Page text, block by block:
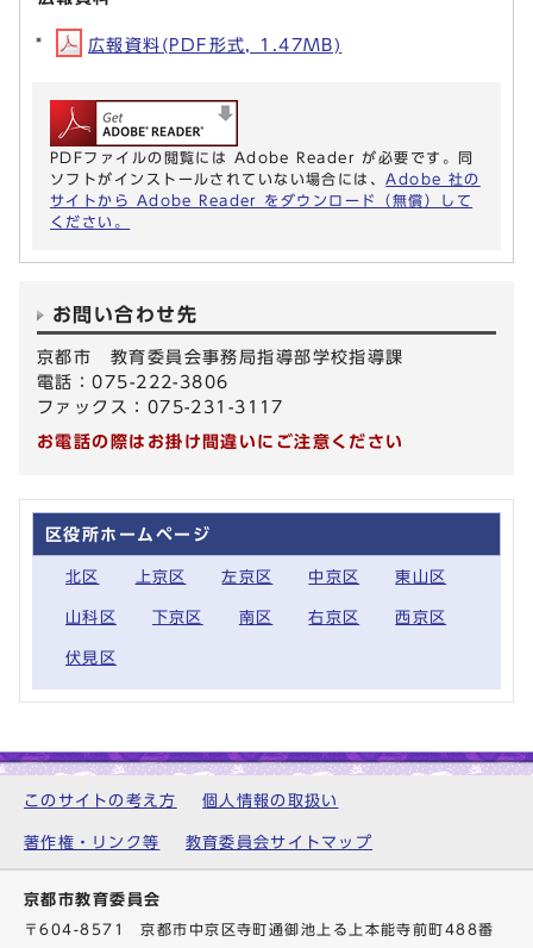
広報資料(PDF形式, 1.47MB)
PDFファイルの閲覧には Adobe Reader が必要です。同
ソフトがインストールされていない場合には、 Adobe 社の
サイトから Adobe Reader をダウンロード（無償）して
ください。
お問い合わせ先
京都市 教育委員会事務局指導部学校指導課
電話：075-222-3806
ファックス：075-231-3117
お電話の際はお掛け間違いにご注意ください
区役所ホームページ
北区 上京区 左京区 中京区 東山区
山科区 下京区 南区 右京区 西京区
伏見区
このサイトの考え方 個人情報の取扱い
著作権・リンク等 教育委員会サイトマップ
京都市教育委員会
〒604-8571 京都市中京区寺町通御池上る上本能寺前町488番